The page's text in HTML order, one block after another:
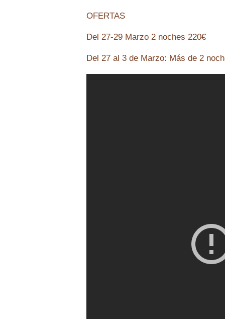
OFERTAS
Del 27-29 Marzo 2 noches 220€
Del 27 al 3 de Marzo: Más de 2